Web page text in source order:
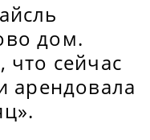
дом.
что сейчас
арендовала